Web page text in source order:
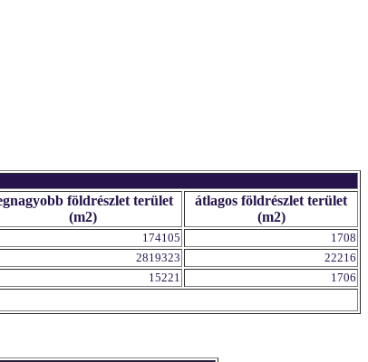
földrészlet terület
(m2)
átlagos földrészlet terület
(m2)
174105
1708
2819323
22216
15221 1706